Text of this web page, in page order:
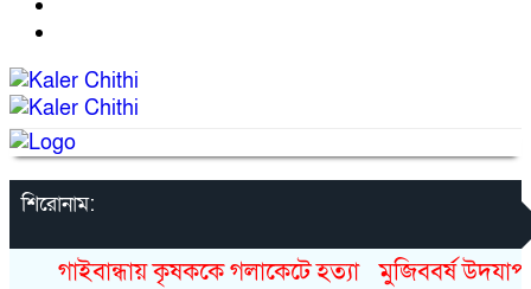
শিরোনাম:
গাইবান্ধায় কৃষককে গলাকেটে হত্যা মুজিববর্ষ